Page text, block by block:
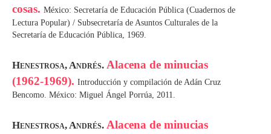
cosas. México: Secretaría de Educación Pública (Cuadernos de
Lectura Popular) / Subsecretaría de Asuntos Culturales de la
Secretaría de Educación Pública, 1969.
Henestrosa, Andrés. Alacena de minucias
(1962-1969). Introducción y compilación de Adán Cruz
Bencomo. México: Miguel Ángel Porrúa, 2011.
Henestrosa, Andrés. Alacena de minucias